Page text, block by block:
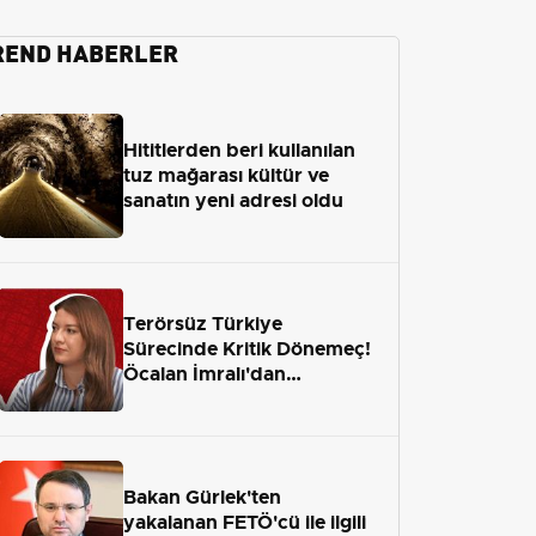
HABERLER
Hititlerden beri kullanılan
tuz mağarası kültür ve
sanatın yeni adresi oldu
Terörsüz Türkiye
Sürecinde Kritik Dönemeç!
Öcalan İmralı'dan
Bakan Gürlek'ten
yakalanan FETÖ'cü ile ilgili